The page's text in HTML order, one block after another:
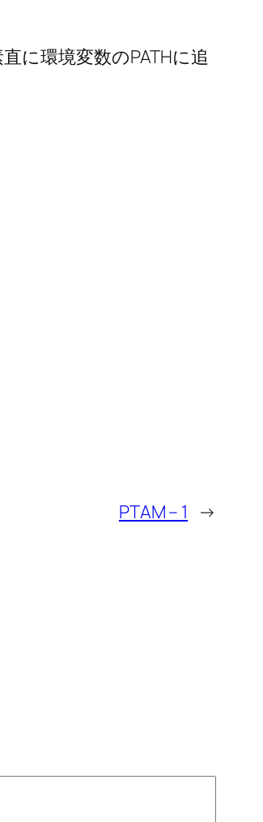
に環境変数のPATHに追
PTAM – 1 →